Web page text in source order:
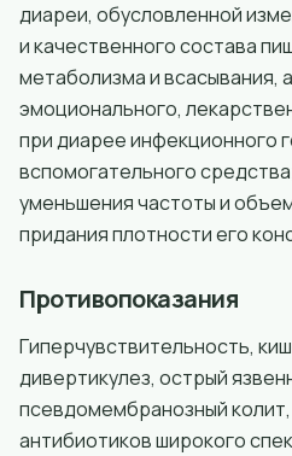
диареи, обусловленной
и качественного состава
метаболизма и всасывания,
эмоционального,
при диарее инфекционного
вспомогательного
уменьшения частоты и
придания плотности его
Противопоказания
Гиперчувствительность,
дивертикулез, острый
псевдомембранозный
антибиотиков широкого